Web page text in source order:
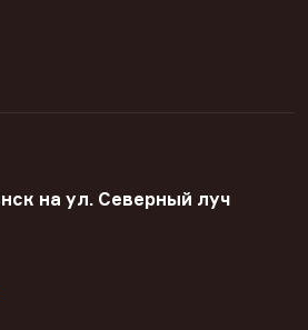
на ул. Северный луч